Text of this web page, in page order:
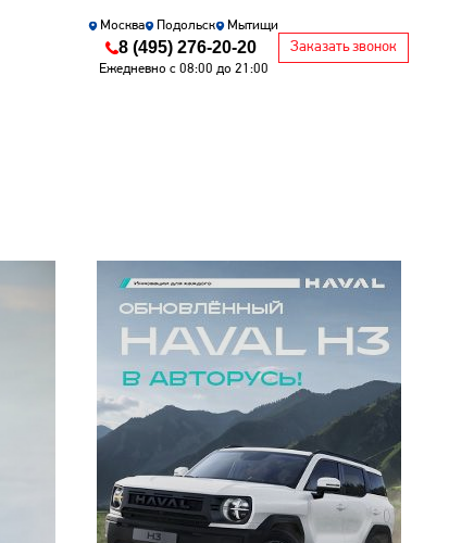
Москва Подольск Мытищи
8 (495) 276-20-20
Ежедневно с 08:00 до 21:00
Заказать звонок